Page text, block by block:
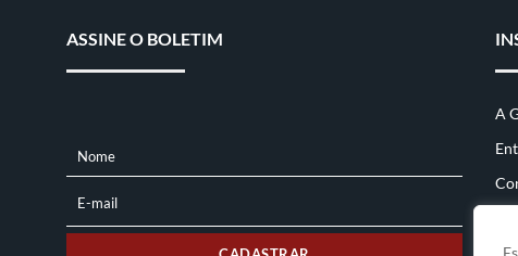
ASSINE O BOLETIM
NOME
Nome
MAIL
E-mail
A